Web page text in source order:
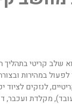
שלב קריטי בתהליך
במהירות
לנזקים